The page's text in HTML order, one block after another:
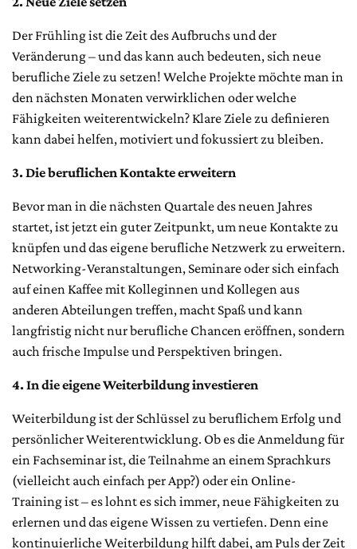
Der Frühling ist die Zeit des Aufbruchs und der
Veränderung – und das kann auch bedeuten, sich neue
berufliche Ziele zu setzen! Welche Projekte möchte man in
den nächsten Monaten verwirklichen oder welche
Fähigkeiten weiterentwickeln? Klare Ziele zu definieren
kann dabei helfen, motiviert und fokussiert zu bleiben.
3. Die beruflichen Kontakte erweitern
Bevor man in die nächsten Quartale des neuen Jahres
startet, ist jetzt ein guter Zeitpunkt, um neue Kontakte zu
knüpfen und das eigene berufliche Netzwerk zu erweitern.
Networking-Veranstaltungen, Seminare oder sich einfach
auf einen Kaffee mit Kolleginnen und Kollegen aus
anderen Abteilungen treffen, macht Spaß und kann
langfristig nicht nur berufliche Chancen eröffnen, sondern
auch frische Impulse und Perspektiven bringen.
4. In die eigene Weiterbildung investieren
Weiterbildung ist der Schlüssel zu beruflichem Erfolg und
persönlicher Weiterentwicklung. Ob es die Anmeldung für
ein Fachseminar ist, die Teilnahme an einem Sprachkurs
(vielleicht auch einfach per App?) oder ein Online-
Training ist – es lohnt es sich immer, neue Fähigkeiten zu
erlernen und das eigene Wissen zu vertiefen. Denn eine
kontinuierliche Weiterbildung hilft dabei, am Puls der Zeit